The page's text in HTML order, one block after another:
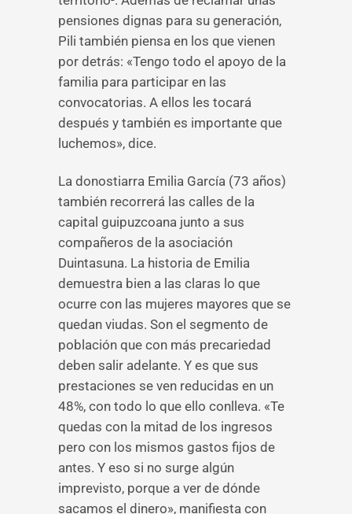
pensiones dignas para su generación,
Pili también piensa en los que vienen
por detrás: «Tengo todo el apoyo de la
familia para participar en las
convocatorias. A ellos les tocará
después y también es importante que
luchemos», dice.
La donostiarra Emilia García (73 años)
también recorrerá las calles de la
capital guipuzcoana junto a sus
compañeros de la asociación
Duintasuna. La historia de Emilia
demuestra bien a las claras lo que
ocurre con las mujeres mayores que se
quedan viudas. Son el segmento de
población que con más precariedad
deben salir adelante. Y es que sus
prestaciones se ven reducidas en un
48%, con todo lo que ello conlleva. «Te
quedas con la mitad de los ingresos
pero con los mismos gastos fijos de
antes. Y eso si no surge algún
imprevisto, porque a ver de dónde
sacamos el dinero», manifiesta con